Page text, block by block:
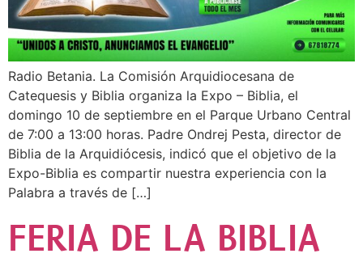
Radio Betania. La Comisión Arquidiocesana de
Catequesis y Biblia organiza la Expo – Biblia, el
domingo 10 de septiembre en el Parque Urbano Central
de 7:00 a 13:00 horas. Padre Ondrej Pesta, director de
Biblia de la Arquidiócesis, indicó que el objetivo de la
Expo-Biblia es compartir nuestra experiencia con la
Palabra a través de […]
FERIA DE LA BIBLIA